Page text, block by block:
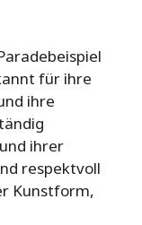
für ihre
ihre
ihrer
respektvoll
Kunstform,